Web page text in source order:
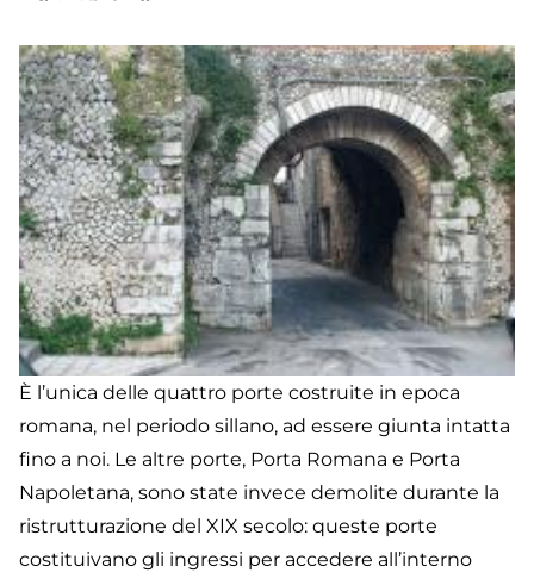
È l’unica delle quattro porte costruite in epoca
romana, nel periodo sillano, ad essere giunta intatta
fino a noi. Le altre porte, Porta Romana e Porta
Napoletana, sono state invece demolite durante la
ristrutturazione del XIX secolo: queste porte
costituivano gli ingressi per accedere all’interno